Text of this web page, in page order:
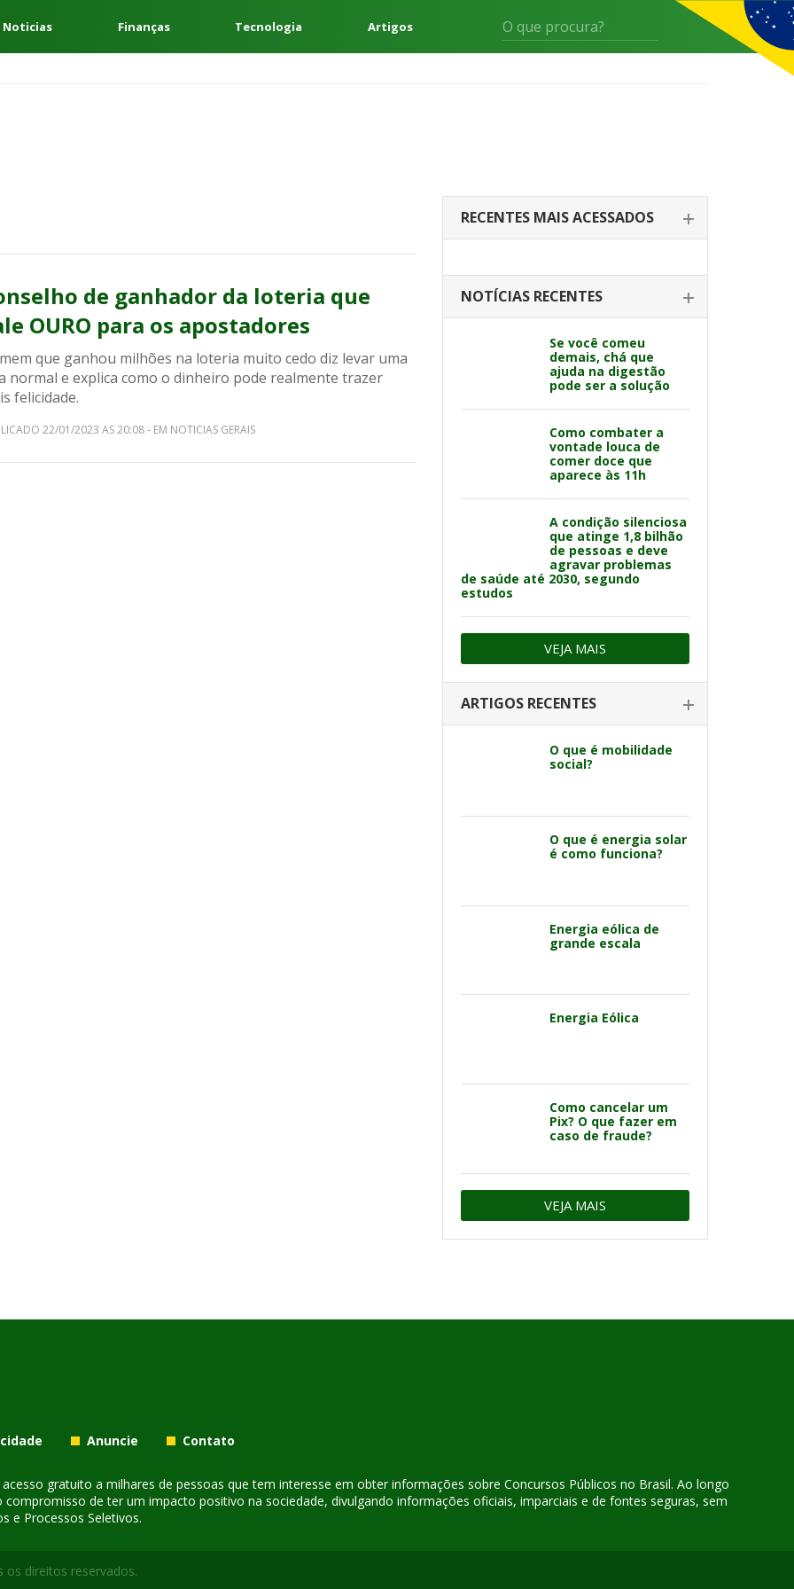
Noticias Finanças Tecnologia Artigos
de ganhador da loteria que
OURO para os apostadores
que ganhou milhões na loteria muito cedo diz levar uma
normal e explica como o dinheiro pode realmente trazer
felicidade.
22/01/2023 AS 20:08 - EM NOTICIAS GERAIS
RECENTES MAIS ACESSADOS
NOTÍCIAS RECENTES
Se você comeu
demais, chá que
ajuda na digestão
pode ser a solução
Como combater a
vontade louca de
comer doce que
aparece às 11h
A condição silenciosa
que atinge 1,8 bilhão
de pessoas e deve
agravar problemas
de saúde até 2030, segundo
estudos
VEJA MAIS
ARTIGOS RECENTES
O que é mobilidade
social?
O que é energia solar
é como funciona?
Energia eólica de
grande escala
Energia Eólica
Como cancelar um
Pix? O que fazer em
caso de fraude?
VEJA MAIS
Anuncie Contato
gratuito a milhares de pessoas que tem interesse em obter informações sobre Concursos Públicos no Brasil. Ao longo
de ter um impacto positivo na sociedade, divulgando informações oficiais, imparciais e de fontes seguras, sem
e Processos Seletivos.
os direitos reservados.